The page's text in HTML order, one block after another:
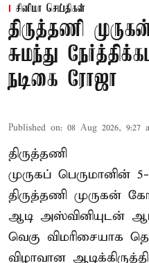
சினிமா செய்திகள்
திருத்தணி
சுமந்து
நடிகை ரோஜா
Published on: 08 Aug 2026, 9:27
திருத்தணி
முருகப் பெருமானின்
திருத்தணி முருகன்
ஆடி அஸ்வினியுடன்
வெகு விமரிசையாக
விழாவான